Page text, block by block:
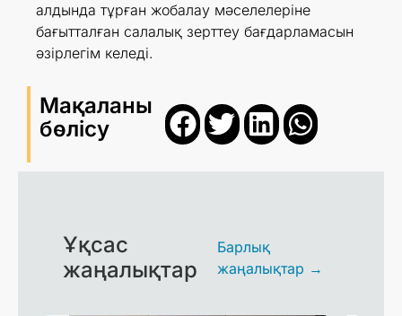
алдында тұрған жобалау мәселелеріне
бағытталған салалық зерттеу бағдарламасын
әзірлегім келеді.
Мақаланы
бөлісу
Ұқсас
жаңалықтар
Барлық
жаңалықтар →